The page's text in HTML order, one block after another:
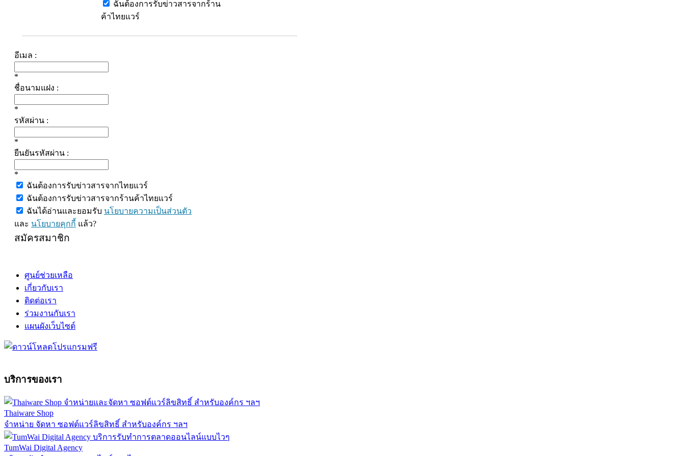
ฉันต้องการรับข่าวสารจากร้าน
ค้าไทยแวร์
อีเมล :
*
ชื่อนามแฝง :
*
รหัสผ่าน :
*
ยืนยันรหัสผ่าน :
*
ฉันต้องการรับข่าวสารจากไทยแวร์
ฉันต้องการรับข่าวสารจากร้านค้าไทยแวร์
ฉันได้อ่านและยอมรับ นโยบายความเป็นส่วนตัว
และ นโยบายคุกกี้ แล้ว?
สมัครสมาชิก
ศูนย์ช่วยเหลือ
เกี่ยวกับเรา
ติดต่อเรา
ร่วมงานกับเรา
แผนผังเว็บไซต์
บริการของเรา
Thaiware Shop
จำหน่าย จัดหา ซอฟต์แวร์ลิขสิทธิ์ สำหรับองค์กร ฯลฯ
TumWai Digital Agency